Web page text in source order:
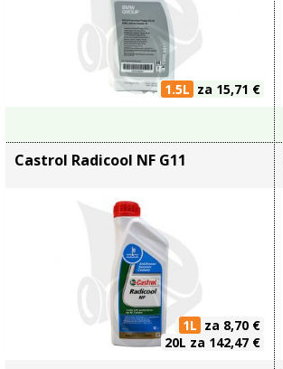
1.5L za 15,71 €
Castrol Radicool NF G11
1L za 8,70 €
20L za 142,47 €